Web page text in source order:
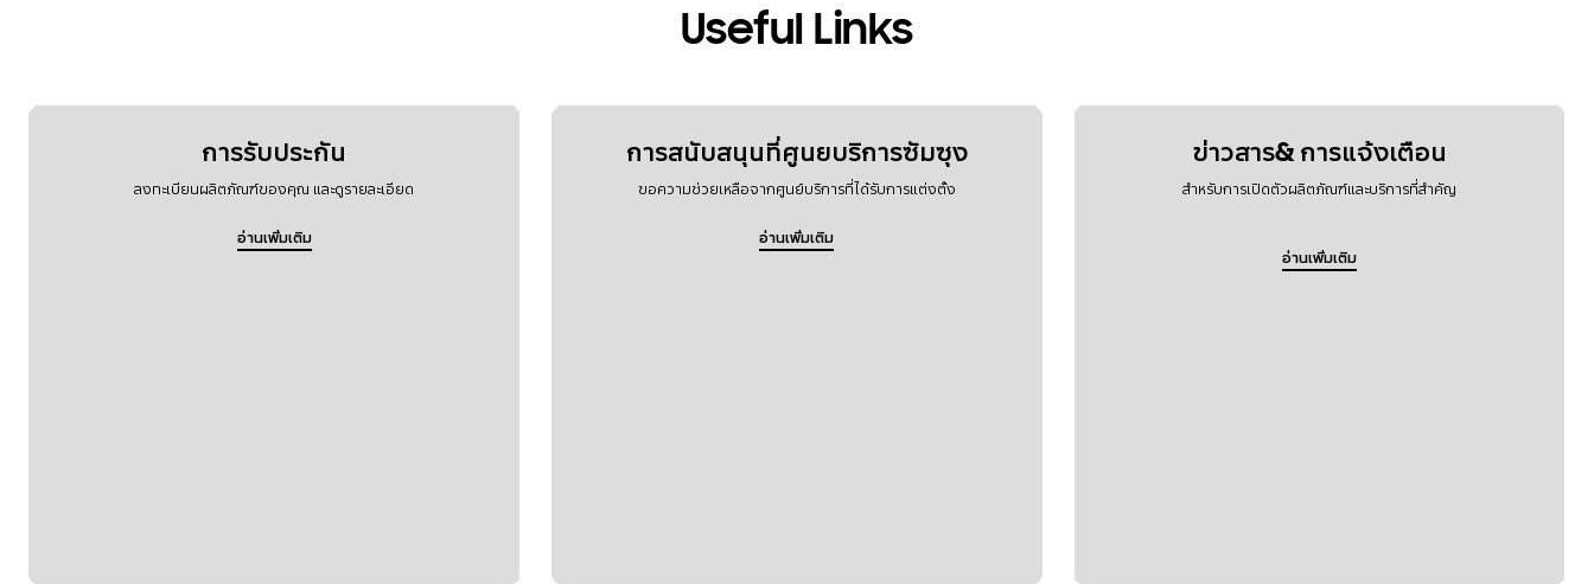
Useful Links
การรับประกัน
ลงทะเบียนผลิตภัณฑ์ของคุณ และดูรายละเอียด
อ่านเพิ่มเติม
การสนับสนุนที่ศูนยบริการซัมซุง
ขอความช่วยเหลือจากศูนย์บริการที่ได้รับการแต่งตั้ง
อ่านเพิ่มเติม
ข่าวสาร& การแจ้งเตือน
สำหรับการเปิดตัวผลิตภัณฑ์และบริการที่สำคัญ
อ่านเพิ่มเติม